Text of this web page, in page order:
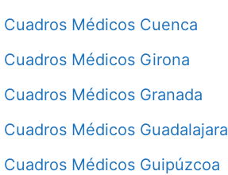
Cuadros Médicos Cuenca
Cuadros Médicos Girona
Cuadros Médicos Granada
Cuadros Médicos Guadalajara
Cuadros Médicos Guipúzcoa